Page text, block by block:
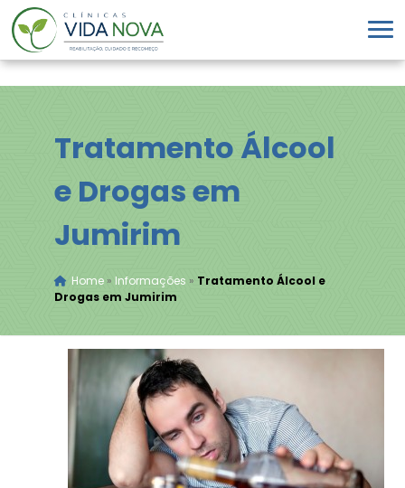
Tratamento Álcool
e Drogas em
Jumirim
Home» Informações » Tratamento Álcool e
Drogas em Jumirim